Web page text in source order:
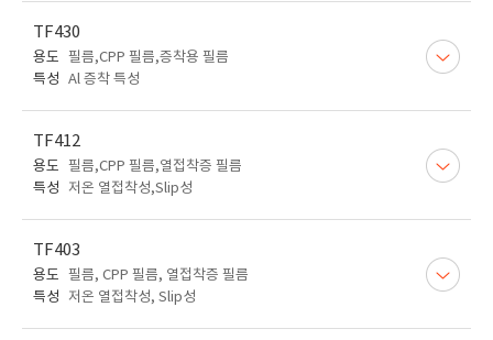
TF430
용도 필름,CPP 필름,증착용 필름
특성 Al 증착 특성
TF412
용도 필름,CPP 필름,열접착증 필름
특성
저온 열접착성,Slip성
TF403
용도 필름, CPP 필름, 열접착증 필름
특성
저온 열접착성, Slip성